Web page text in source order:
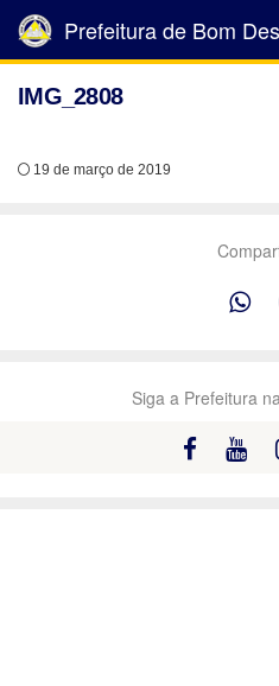
Prefeitura de Bom
IMG_2808
19 de março de 2019
Siga a Prefeitura